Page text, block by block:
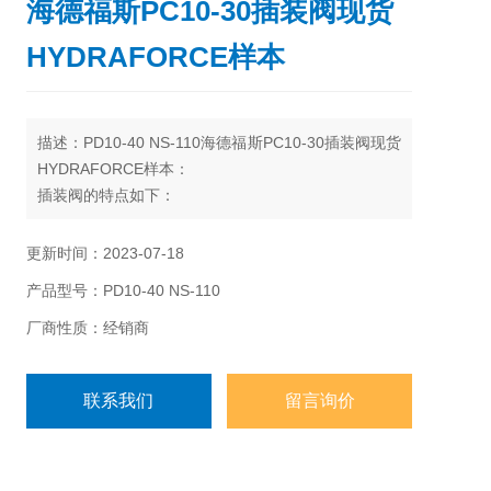
海德福斯PC10-30插装阀现货
HYDRAFORCE样本
描述：PD10-40 NS-110海德福斯PC10-30插装阀现货
HYDRAFORCE样本：
插装阀的特点如下：
减少泄漏点
更新时间：2023-07-18
产品型号：PD10-40 NS-110
厂商性质：经销商
联系我们 留言询价